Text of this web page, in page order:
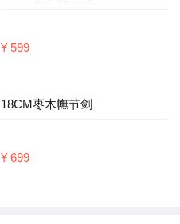
¥ 599
18CM枣木幠节剑
¥ 699